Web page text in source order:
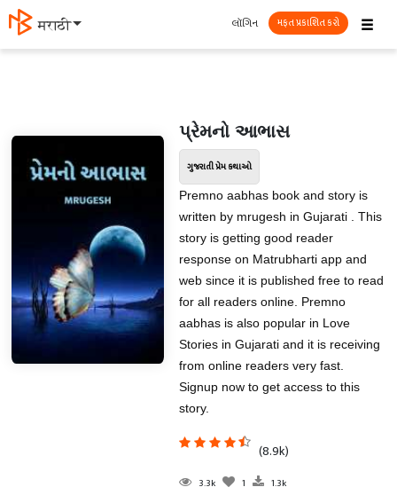
मराठी ☰
લૉગિન મફત પ્રકાશિત કરો
પ્રેમનો આભાસ
ગુજરાતી પ્રેમ કથાઓ
Premno aabhas book and story is
written by mrugesh in Gujarati . This
story is getting good reader
response on Matrubharti app and
web since it is published free to read
for all readers online. Premno
aabhas is also popular in Love
Stories in Gujarati and it is receiving
from online readers very fast.
Signup now to get access to this
story.
(8.9k)
3.3k 1 1.3k